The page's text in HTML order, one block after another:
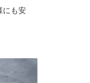
にも安